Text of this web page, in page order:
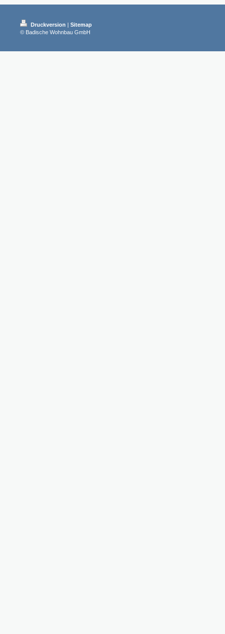
Druckversion | Sitemap
© Badische Wohnbau GmbH